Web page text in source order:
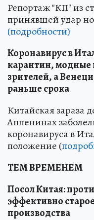
Репортаж "КП" из
принявшей удар
(подробности)
Коронавирус в
карантин, модные
зрителей, а
раньше срока
Китайская зараза
Аппенинах
коронавируса в
положение (
ТЕМ ВРЕМЕНЕМ
Посол Китая:
эффективно
производства